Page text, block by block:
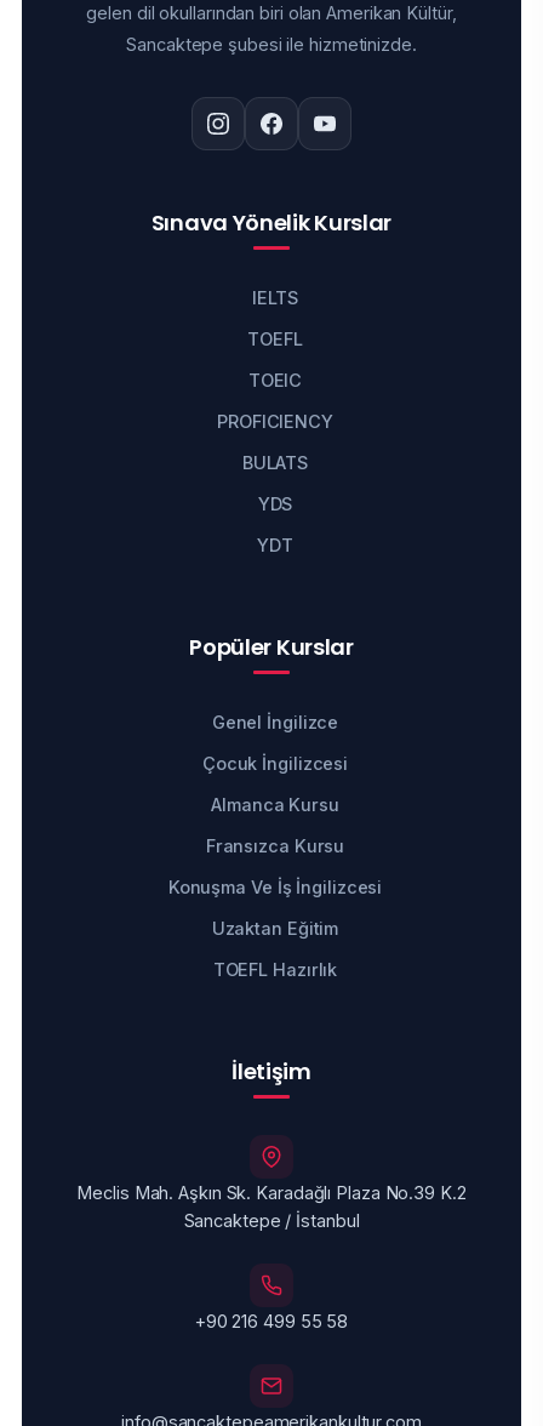
gelen dil okullarından biri olan Amerikan Kültür,
Sancaktepe şubesi ile hizmetinizde.
Sınava Yönelik Kurslar
IELTS
TOEFL
TOEIC
PROFICIENCY
BULATS
YDS
YDT
Popüler Kurslar
Genel İngilizce
Çocuk İngilizcesi
Almanca Kursu
Fransızca Kursu
Konuşma Ve İş İngilizcesi
Uzaktan Eğitim
TOEFL Hazırlık
İletişim
Meclis Mah. Aşkın Sk. Karadağlı Plaza No.39 K.2
Sancaktepe / İstanbul
+90 216 499 55 58
info@sancaktepeamerikankultur.com